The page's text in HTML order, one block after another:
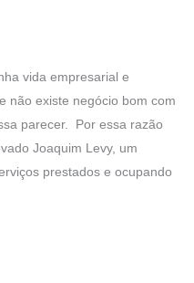
vida empresarial e
não existe negócio bom com
parecer. Por essa razão
Joaquim Levy, um
prestados e ocupando